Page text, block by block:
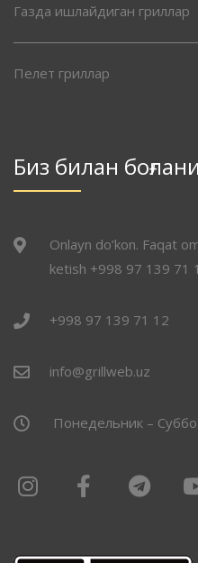
Газда ишлайдиган гриллар
Пелет гриллар
Биз билан
Onlayn do’kon. Faqat
ketish +998 97 139 71
+998 97 139 71 12
info@grillweb.uz
Понедельник –